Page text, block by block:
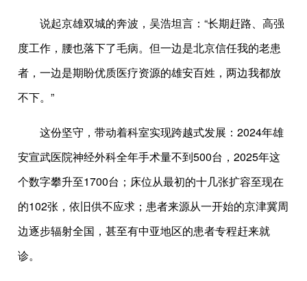
说起京雄双城的奔波，吴浩坦言：“长期赶路、高强
度工作，腰也落下了毛病。但一边是北京信任我的老患
者，一边是期盼优质医疗资源的雄安百姓，两边我都放
不下。”
这份坚守，带动着科室实现跨越式发展：2024年雄
安宣武医院神经外科全年手术量不到500台，2025年这
个数字攀升至1700台；床位从最初的十几张扩容至现在
的102张，依旧供不应求；患者来源从一开始的京津冀周
边逐步辐射全国，甚至有中亚地区的患者专程赶来就
诊。